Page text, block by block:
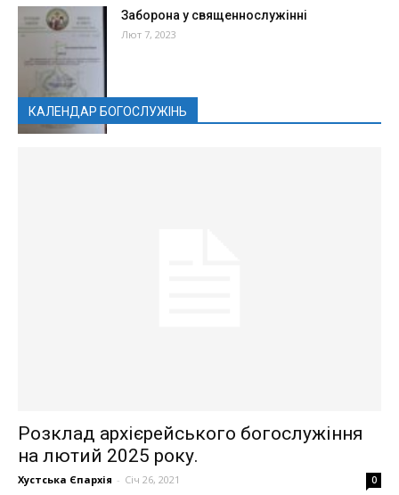
Заборона у священнослужінні
Лют 7, 2023
КАЛЕНДАР БОГОСЛУЖІНЬ
Розклад архієрейського богослужіння
на лютий 2025 року.
Хустська Єпархія - Січ 26, 2021 0